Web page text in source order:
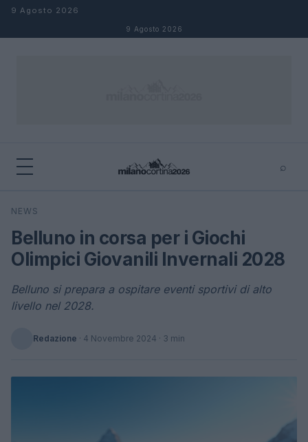
Salta al contenuto
9 Agosto 2026
9 Agosto 2026
⌕
Cerca
NEWS
Belluno in corsa per i Giochi
Olimpici Giovanili Invernali 2028
Belluno si prepara a ospitare eventi sportivi di alto
livello nel 2028.
Redazione · 4 Novembre 2024 · 3 min